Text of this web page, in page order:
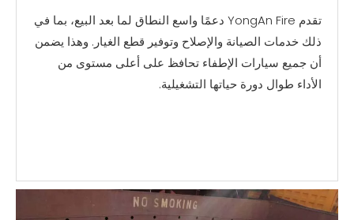
تقدم YongAn Fire دعمًا واسع النطاق لما بعد البيع، بما في
ذلك خدمات الصيانة والإصلاح وتوفير قطع الغيار. وهذا يضمن
أن جميع سيارات الإطفاء تحافظ على أعلى مستوى من
الأداء طوال دورة حياتها التشغيلية.